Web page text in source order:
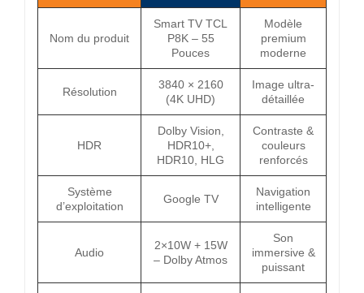
Nom du produit
Smart TV TCL
P8K – 55
Pouces
Modèle
premium
moderne
Résolution
3840 × 2160
(4K UHD)
Image ultra-
détaillée
HDR
Dolby Vision,
HDR10+,
HDR10, HLG
Contraste &
couleurs
renforcés
Système
d’exploitation
Google TV
Navigation
intelligente
Audio
2×10W + 15W
– Dolby Atmos
Son
immersive &
puissant